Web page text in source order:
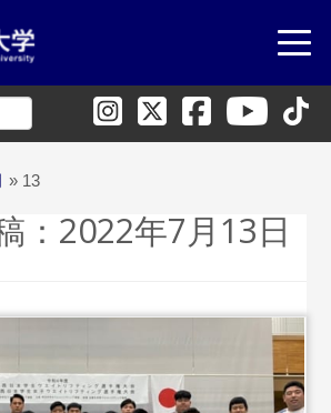
» 13
： 2022年7月13日